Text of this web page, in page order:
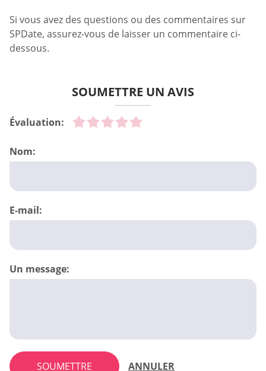
Si vous avez des questions ou des commentaires sur
SPDate, assurez-vous de laisser un commentaire ci-
dessous.
SOUMETTRE UN AVIS
Évaluation:
Nom:
E-mail:
Un message:
SOUMETTRE ANNULER